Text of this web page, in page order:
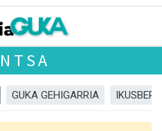
GUKA GEHIGARRIA IKUSBERA